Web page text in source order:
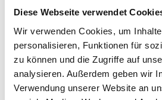
Diese Webseite verwendet
Wir verwenden Cookies, um
personalisieren, Funktionen für
zu können und die Zugriffe auf
analysieren. Außerdem geben wir
Verwendung unserer Website an
besten Preis, um eine
und Pflege des Reitplatzes